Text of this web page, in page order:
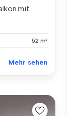
mit
52 m²
Mehr sehen